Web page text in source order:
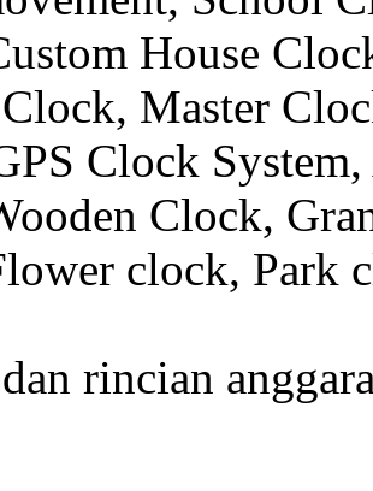
House
Master
Clock
Clock,
clock, Park
rincian